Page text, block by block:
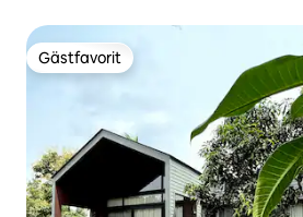
Gästfavorit
Gästfavorit